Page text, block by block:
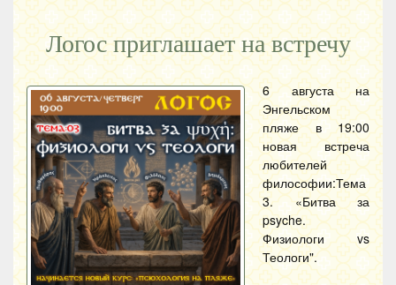
Логос приглашает на встречу
6 августа на
Энгельском
пляже в 19:00
новая встреча
любителей
философии:Тема
3. «Битва за
psyche.
Физиологи vs
Теологи".